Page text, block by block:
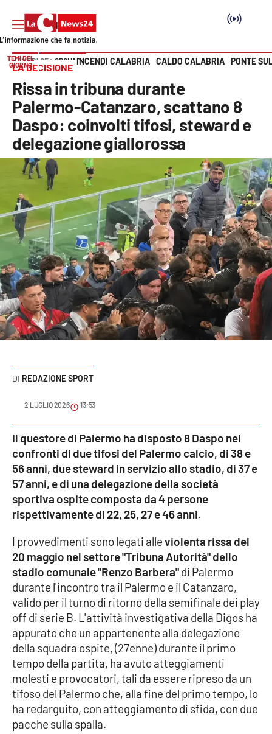
SEZIONI
Cronaca
Politica
Attualità
Economia e lavoro
Italia Mondo
Sanità
Sport
Cultura
Podcast
Meteo
Editoriali
VIDEO
Ambiente
Cronaca
Cultura
Economia e Lavoro
Politica
Sanità
Società
Sport
Vai
TEMI DEL
GIORNO
INCENDI CALABRIA CALDO CALABRIA PONTE
HOME PAGE CRONACA
LA DECISIONE
Rissa in tribuna durante
Palermo-Catanzaro, scattano 8
Daspo: coinvolti tifosi, steward e
delegazione giallorossa
REDAZIONE SPORT
2 LUGLIO 2026 13:53
Il questore di Palermo ha disposto 8 Daspo nei
confronti di due tifosi del Palermo calcio, di 38 e
56 anni, due steward in servizio allo stadio, di 37 e
57 anni, e di una delegazione della società
sportiva ospite composta da 4 persone
rispettivamente di 22, 25, 27 e 46 anni.
I provvedimenti sono legati alleviolenta rissa del
20 maggio nel settore "Tribuna Autorità" dello
stadio comunale "Renzo Barbera"di Palermo
durante l'incontro tra il Palermo e il Catanzaro,
valido per il turno di ritorno della semifinale dei play
off di serie B. L'attività investigativa della Digos ha
appurato che un appartenente alla delegazione
della squadra ospite, (27enne) durante il primo
tempo della partita, ha avuto atteggiamenti
molesti e provocatori, tali da essere ripreso da un
tifoso del Palermo che, alla fine del primo tempo, lo
ha redarguito, con atteggiamento di sfida, con due
pacche sulla spalla.